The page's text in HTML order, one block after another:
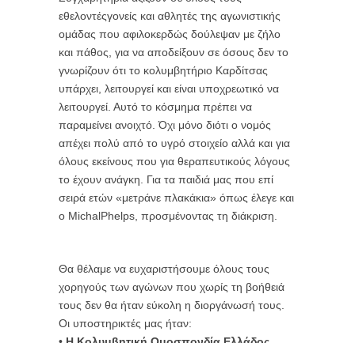
εθελοντέςγονείς και αθλητές της αγωνιστικής
ομάδας που αφιλοκερδώς δούλεψαν με ζήλο
και πάθος, για να αποδείξουν σε όσους δεν το
γνωρίζουν ότι το κολυμβητήριο Καρδίτσας
υπάρχει, λειτουργεί και είναι υποχρεωτικό να
λειτουργεί. Αυτό το κόσμημα πρέπει να
παραμείνει ανοιχτό. Όχι μόνο διότι ο νομός
απέχει πολύ από το υγρό στοιχείο αλλά και για
όλους εκείνους που για θεραπευτικούς λόγους
το έχουν ανάγκη. Για τα παιδιά μας που επί
σειρά ετών «μετράνε πλακάκια» όπως έλεγε και
ο MichalPhelps, προσμένοντας τη διάκριση.
Θα θέλαμε να ευχαριστήσουμε όλους τους
χορηγούς των αγώνων που χωρίς τη βοήθειά
τους δεν θα ήταν εύκολη η διοργάνωσή τους.
Οι υποστηρικτές μας ήταν: